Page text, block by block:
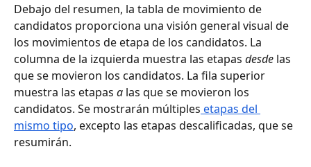
Debajo del resumen, la tabla de movimiento de
candidatos proporciona una visión general visual de
los movimientos de etapa de los candidatos. La
columna de la izquierda muestra las etapas desde las
que se movieron los candidatos. La fila superior
muestra las etapas a las que se movieron los
candidatos. Se mostrarán múltiples etapas del
mismo tipo, excepto las etapas descalificadas, que se
resumirán.